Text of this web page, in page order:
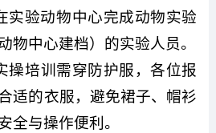
实验动物中心完成动物实验
物中心建档）的实验人员。
操培训需穿防护服，各位报
适的衣服，避免裙子、帽衫
全与操作便利。